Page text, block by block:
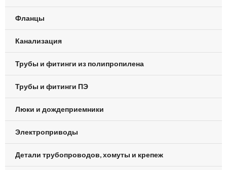
Фланцы
Канализация
Трубы и фитинги из полипропилена
Трубы и фитинги ПЭ
Люки и дождеприемники
Электроприводы
Детали трубопроводов, хомуты и крепеж